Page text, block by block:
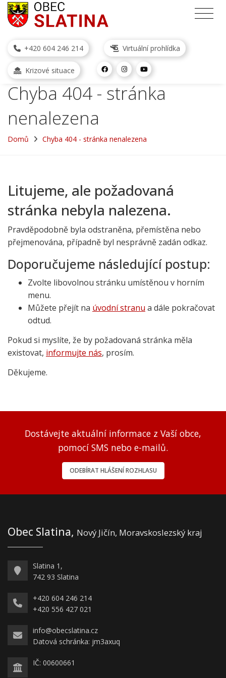
+420 604 246 214 Virtuální prohlídka
Krizové situace
Chyba 404 - stránka
nenalezena
Domů Chyba 404 - stránka nenalezena
Litujeme, ale požadovaná
stránka nebyla nalezena.
Pravděpodobně byla odstraněna, přemístěna nebo
přejmenována, případně byl nesprávně zadán odkaz.
Doporučujeme následující postup:
Zvolte libovolnou stránku umístěnou v horním
menu.
Můžete přejít na úvodní stranu a dále pokračovat
odtud.
Pokud si myslíte, že by požadovaná stránka měla
existovat, informujte nás, prosím.
Děkujeme.
Dostávejte aktuální informace z Vaší obce,
pomocí SMS nebo e-mailů.
ODEBÍRAT HLÁŠENÍ ROZHLASU
Obec Slatina, Nový Jičín, Moravskoslezský kraj
Slatina 1,
742 93 Slatina
+420 604 246 214
+420 556 427 021
info@obecslatina.cz
Datová schránka: jm3axuq
IČ: 00600661